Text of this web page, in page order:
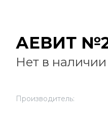
АЕВИТ
Нет в наличии
Производитель: